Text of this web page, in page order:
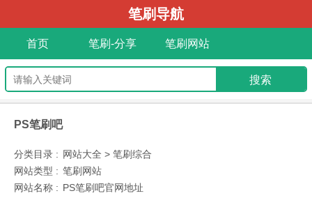
笔刷导航
首页 笔刷-分享 笔刷网站
PS笔刷吧
分类目录 : 网站大全 > 笔刷综合
网站类型 : 笔刷网站
网站名称 : PS笔刷吧官网地址